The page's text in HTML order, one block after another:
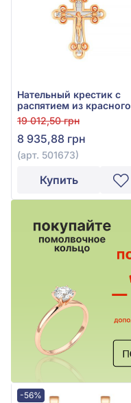
Нательный крестик с
распятием из красного
золота 585°, арт. 501673
19 012,50 грн
8 935,88 грн
(арт. 501673)
Купить
-56%